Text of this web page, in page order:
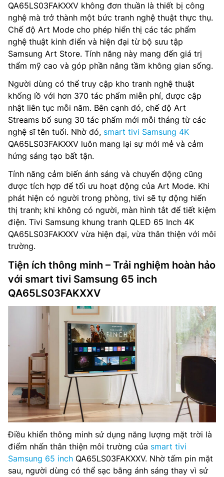
QA65LS03FAKXXV không đơn thuần là thiết bị công
nghệ mà trở thành một bức tranh nghệ thuật thực thụ.
Chế độ Art Mode cho phép hiển thị các tác phẩm
nghệ thuật kinh điển và hiện đại từ bộ sưu tập
Samsung Art Store. Tính năng này mang đến giá trị
thẩm mỹ cao và góp phần nâng tầm không gian sống.
Người dùng có thể truy cập kho tranh nghệ thuật
khổng lồ với hơn 370 tác phẩm miễn phí, được cập
nhật liên tục mỗi năm. Bên cạnh đó, chế độ Art
Streams bổ sung 30 tác phẩm mới mỗi tháng từ các
nghệ sĩ tên tuổi. Nhờ đó, smart tivi Samsung 4K
QA65LS03FAKXXV luôn mang lại sự mới mẻ và cảm
hứng sáng tạo bất tận.
Tính năng cảm biến ánh sáng và chuyển động cũng
được tích hợp để tối ưu hoạt động của Art Mode. Khi
phát hiện có người trong phòng, tivi sẽ tự động hiển
thị tranh; khi không có người, màn hình tắt để tiết kiệm
điện. Tivi Samsung khung tranh QLED 65 Inch 4K
QA65LS03FAKXXV vừa hiện đại, vừa thân thiện với môi
trường.
Tiện ích thông minh – Trải nghiệm hoàn hảo
với smart tivi Samsung 65 inch
QA65LS03FAKXXV
Điều khiển thông minh sử dụng năng lượng mặt trời là
điểm nhấn thân thiện môi trường của smart tivi
Samsung 65 inch QA65LS03FAKXXV. Nhờ tấm pin mặt
sau, người dùng có thể sạc bằng ánh sáng thay vì sử